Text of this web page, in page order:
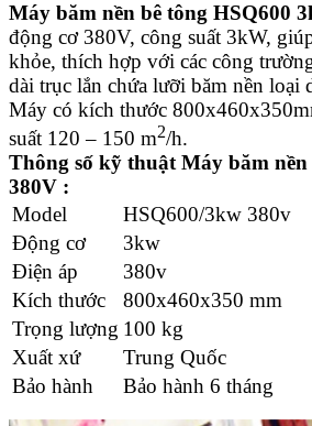
Máy băm nền bê tông HSQ600
động cơ 380V, công suất 3kW,
khỏe, thích hợp với các công
dài trục lắn chứa lưỡi băm nền loại
Máy có kích thước
suất 120 – 150 m2/h.
Thông số kỹ thuật Máy băm
380V :
Model
HSQ600/3kw 380v
Động cơ
3kw
Điện áp
380v
Kích thước
800x460x350 mm
Trọng lượng 100 kg
Xuất xứ
Trung Quốc
Bảo hành
Bảo hành 6 tháng